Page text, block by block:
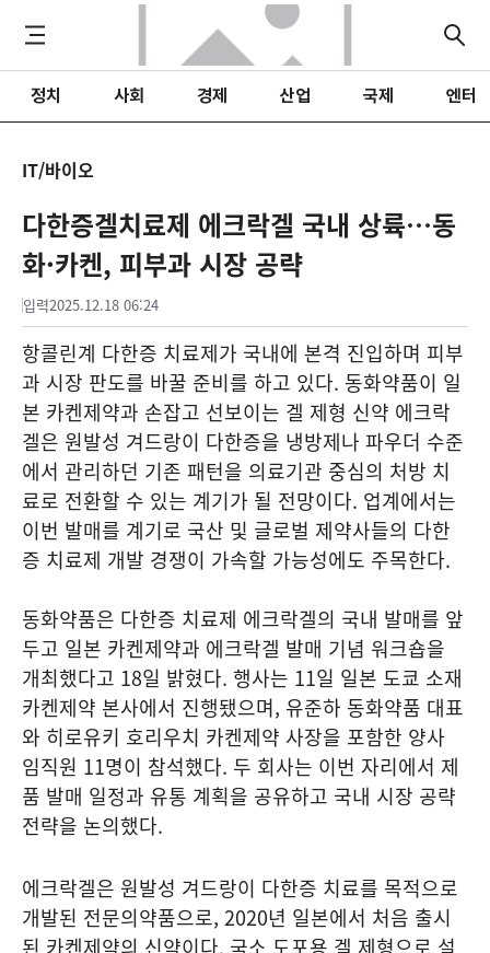
정치 사회 경제 산업 국제 엔터
IT/바이오
다한증겔치료제 에크락겔 국내 상륙…동
화·카켄, 피부과 시장 공략
입력2025.12.18 06:24
항콜린계 다한증 치료제가 국내에 본격 진입하며 피부
과 시장 판도를 바꿀 준비를 하고 있다. 동화약품이 일
본 카켄제약과 손잡고 선보이는 겔 제형 신약 에크락
겔은 원발성 겨드랑이 다한증을 냉방제나 파우더 수준
에서 관리하던 기존 패턴을 의료기관 중심의 처방 치
료로 전환할 수 있는 계기가 될 전망이다. 업계에서는
이번 발매를 계기로 국산 및 글로벌 제약사들의 다한
증 치료제 개발 경쟁이 가속할 가능성에도 주목한다.
동화약품은 다한증 치료제 에크락겔의 국내 발매를 앞
두고 일본 카켄제약과 에크락겔 발매 기념 워크숍을
개최했다고 18일 밝혔다. 행사는 11일 일본 도쿄 소재
카켄제약 본사에서 진행됐으며, 유준하 동화약품 대표
와 히로유키 호리우치 카켄제약 사장을 포함한 양사
임직원 11명이 참석했다. 두 회사는 이번 자리에서 제
품 발매 일정과 유통 계획을 공유하고 국내 시장 공략
전략을 논의했다.
에크락겔은 원발성 겨드랑이 다한증 치료를 목적으로
개발된 전문의약품으로, 2020년 일본에서 처음 출시
된 카켄제약의 신약이다. 국소 도포용 겔 제형으로 설